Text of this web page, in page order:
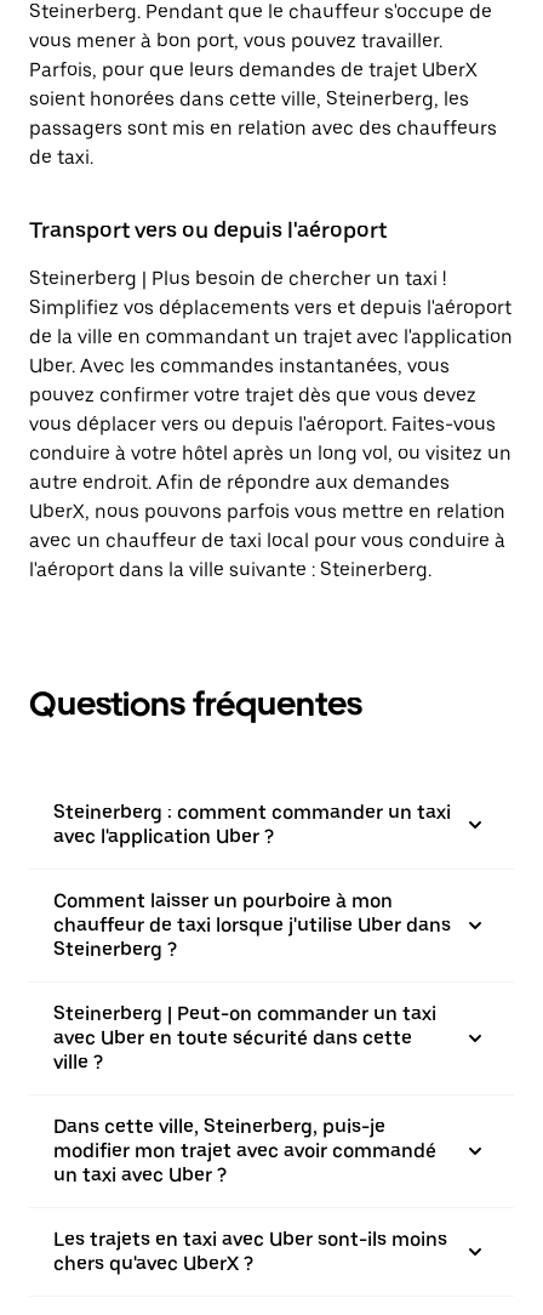
Steinerberg. Pendant que le chauffeur s'occupe de
vous mener à bon port, vous pouvez travailler.
Parfois, pour que leurs demandes de trajet UberX
soient honorées dans cette ville, Steinerberg, les
passagers sont mis en relation avec des chauffeurs
de taxi.
Transport vers ou depuis l'aéroport
Steinerberg | Plus besoin de chercher un taxi !
Simplifiez vos déplacements vers et depuis l'aéroport
de la ville en commandant un trajet avec l'application
Uber. Avec les commandes instantanées, vous
pouvez confirmer votre trajet dès que vous devez
vous déplacer vers ou depuis l'aéroport. Faites-vous
conduire à votre hôtel après un long vol, ou visitez un
autre endroit. Afin de répondre aux demandes
UberX, nous pouvons parfois vous mettre en relation
avec un chauffeur de taxi local pour vous conduire à
l'aéroport dans la ville suivante : Steinerberg.
Questions fréquentes
Steinerberg : comment commander un taxi
avec l'application Uber ?
Comment laisser un pourboire à mon
chauffeur de taxi lorsque j'utilise Uber dans
Steinerberg ?
Steinerberg | Peut-on commander un taxi
avec Uber en toute sécurité dans cette
ville ?
Dans cette ville, Steinerberg, puis-je
modifier mon trajet avec avoir commandé
un taxi avec Uber ?
Les trajets en taxi avec Uber sont-ils moins
chers qu'avec UberX ?